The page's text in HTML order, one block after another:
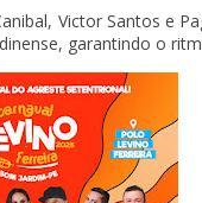
Victor Santos e
garantindo o